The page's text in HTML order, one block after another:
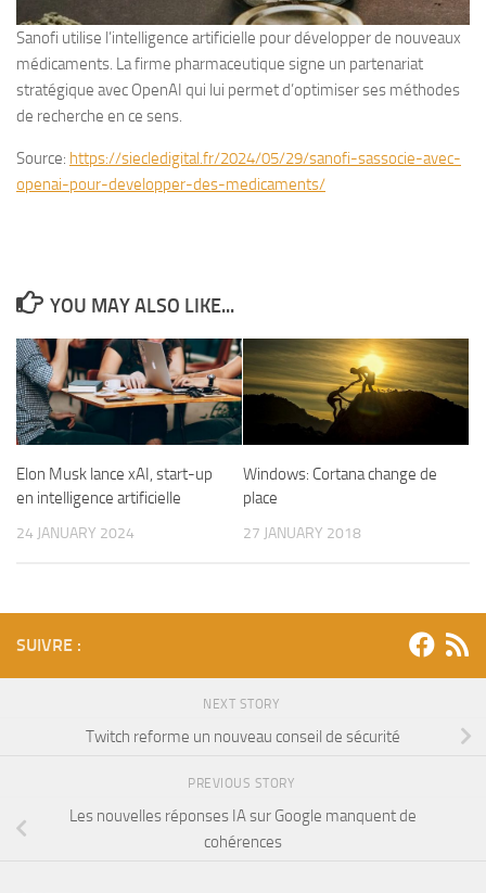
Sanofi utilise l’intelligence artificielle pour développer de nouveaux
médicaments. La firme pharmaceutique signe un partenariat
stratégique avec OpenAI qui lui permet d’optimiser ses méthodes
de recherche en ce sens.
Source: https://siecledigital.fr/2024/05/29/sanofi-sassocie-avec-
openai-pour-developper-des-medicaments/
YOU MAY ALSO LIKE...
Elon Musk lance xAI, start-up
en intelligence artificielle
24 JANUARY 2024
Windows: Cortana change de
place
27 JANUARY 2018
SUIVRE :
NEXT STORY
Twitch reforme un nouveau conseil de sécurité
PREVIOUS STORY
Les nouvelles réponses IA sur Google manquent de
cohérences